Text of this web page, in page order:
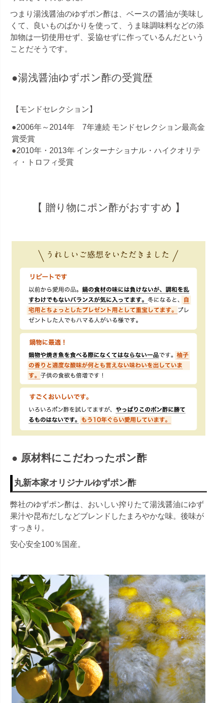
つまり湯浅醤油のゆずポン酢は、ベースの醤油が美味し
くて、良いものばかりを使って、うま味調味料などの添
加物は一切使用せず、妥協せずに作っているんだという
ことだそうです。
●湯浅醤油ゆずポン酢の受賞歴
【モンドセレクション】
●2006年～2014年 7年連続 モンドセレクション最高金
賞受賞
●2010年・2013年 インターナショナル・ハイクオリテ
ィ・トロフィ受賞
【 贈り物にポン酢がおすすめ 】
● 原材料にこだわったポン酢
丸新本家オリジナルゆずポン酢
弊社のゆずポン酢は、おいしい搾りたて湯浅醤油にゆず
果汁や昆布だしなどブレンドしたまろやかな味。後味が
すっきり。
安心安全100％国産。